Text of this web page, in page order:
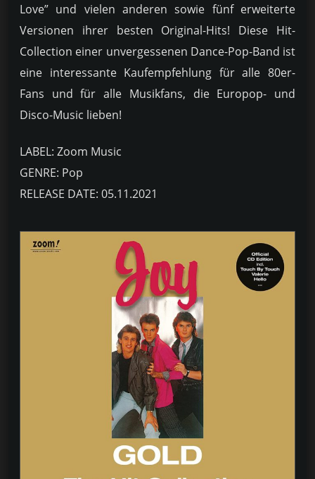
Love” und vielen anderen sowie fünf erweiterte
Versionen ihrer besten Original-Hits! Diese Hit-
Collection einer unvergessenen Dance-Pop-Band ist
eine interessante Kaufempfehlung für alle 80er-
Fans und für alle Musikfans, die Europop- und
Disco-Music lieben!
LABEL: Zoom Music
GENRE: Pop
RELEASE DATE: 05.11.2021